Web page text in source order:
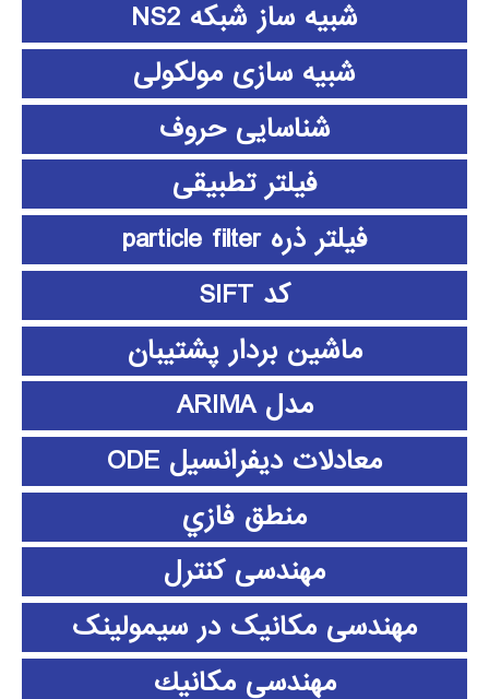
شبیه ساز شبکه NS2
شبیه سازی مولکولی
شناسایی حروف
فیلتر تطبیقی
فیلتر ذره particle filter
کد SIFT
ماشین بردار پشتیبان
مدل ARIMA
معادلات دیفرانسیل ODE
منطق فازي
مهندسی کنترل
مهندسی مکانیک در سیمولینک
مهندسي مكانيك